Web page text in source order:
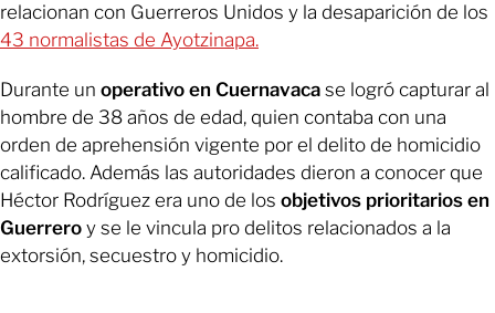
relacionan con Guerreros Unidos y la desaparición de los
43 normalistas de Ayotzinapa.
Durante un operativo en Cuernavaca se logró capturar al
hombre de 38 años de edad, quien contaba con una
orden de aprehensión vigente por el delito de homicidio
calificado. Además las autoridades dieron a conocer que
Héctor Rodríguez era uno de los objetivos prioritarios en
Guerrero y se le vincula pro delitos relacionados a la
extorsión, secuestro y homicidio.